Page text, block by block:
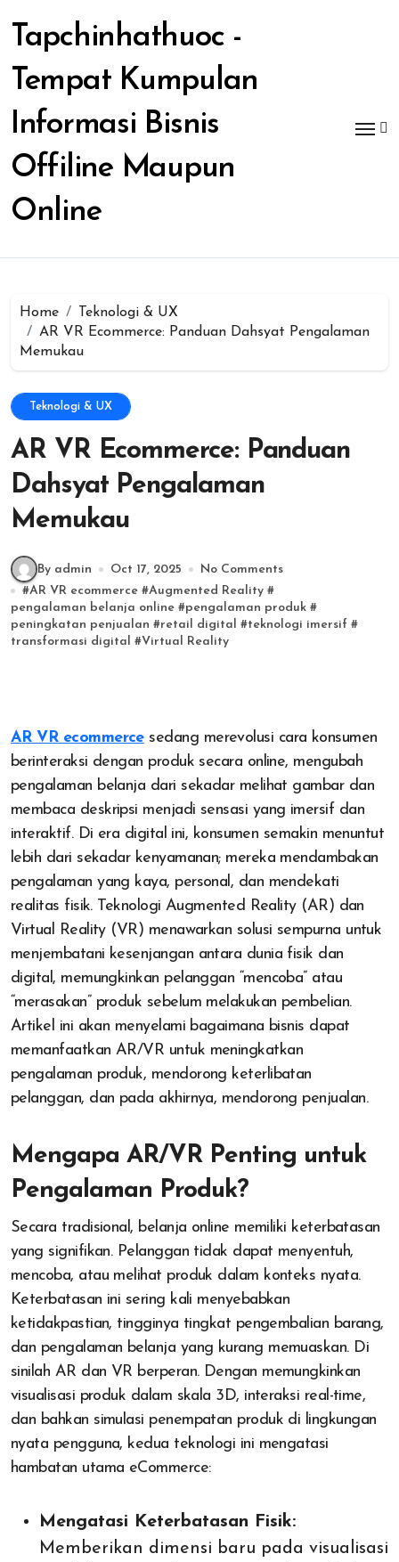
to
content
Tapchinhathuoc -
Tempat Kumpulan
Informasi Bisnis
Offiline Maupun
Online
Home
Teknologi & UX
AR VR Ecommerce: Panduan Dahsyat Pengalaman
Memukau
Teknologi & UX
AR VR Ecommerce: Panduan
Dahsyat Pengalaman
Memukau
By admin Oct 17, 2025
No Comments
#AR VR ecommerce #Augmented Reality #
pengalaman belanja online #pengalaman produk #
peningkatan penjualan #retail digital #teknologi imersif #
transformasi digital #Virtual Reality
AR VR ecommercesedang merevolusi cara konsumen
berinteraksi dengan produk secara online, mengubah
pengalaman belanja dari sekadar melihat gambar dan
membaca deskripsi menjadi sensasi yang imersif dan
interaktif. Di era digital ini, konsumen semakin menuntut
lebih dari sekadar kenyamanan; mereka mendambakan
pengalaman yang kaya, personal, dan mendekati
realitas fisik. Teknologi Augmented Reality (AR) dan
Virtual Reality (VR) menawarkan solusi sempurna untuk
menjembatani kesenjangan antara dunia fisik dan
digital, memungkinkan pelanggan “mencoba” atau
“merasakan” produk sebelum melakukan pembelian.
Artikel ini akan menyelami bagaimana bisnis dapat
memanfaatkan AR/VR untuk meningkatkan
pengalaman produk, mendorong keterlibatan
pelanggan, dan pada akhirnya, mendorong penjualan.
Mengapa AR/VR Penting untuk
Pengalaman Produk?
Secara tradisional, belanja online memiliki keterbatasan
yang signifikan. Pelanggan tidak dapat menyentuh,
mencoba, atau melihat produk dalam konteks nyata.
Keterbatasan ini sering kali menyebabkan
ketidakpastian, tingginya tingkat pengembalian barang,
dan pengalaman belanja yang kurang memuaskan. Di
sinilah AR dan VR berperan. Dengan memungkinkan
visualisasi produk dalam skala 3D, interaksi real-time,
dan bahkan simulasi penempatan produk di lingkungan
nyata pengguna, kedua teknologi ini mengatasi
hambatan utama eCommerce:
Mengatasi Keterbatasan Fisik:
Memberikan dimensi baru pada visualisasi